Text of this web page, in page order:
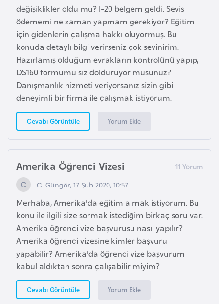
değişiklikler oldu mu? I-20 belgem geldi. Sevis
ödememi ne zaman yapmam gerekiyor? Eğitim
için gidenlerin çalışma hakkı oluyormuş. Bu
konuda detaylı bilgi verirseniz çok sevinirim.
Hazırlamış olduğum evrakların kontrolünü yapıp,
DS160 formumu siz dolduruyor musunuz?
Danışmanlık hizmeti veriyorsanız sizin gibi
deneyimli bir firma ile çalışmak istiyorum.
Cevabı Görüntüle Yorum Ekle
Amerika Öğrenci Vizesi
C. Güngör, 17 Şub 2020, 10:57
Merhaba, Amerika'da eğitim almak istiyorum. Bu
konu ile ilgili size sormak istediğim birkaç soru var.
Amerika öğrenci vize başvurusu nasıl yapılır?
Amerika öğrenci vizesine kimler başvuru
yapabilir? Amerika'da öğrenci vize başvurum
kabul aldıktan sonra çalışabilir miyim?
Cevabı Görüntüle Yorum Ekle
İ
z
l
a
n
d
a
K
a
b
o
ç
y
a
K
a
m
e
r